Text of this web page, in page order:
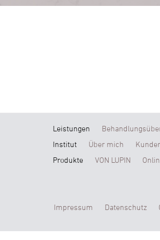
Leistungen
Institut
Über mich
Produkte
VON LUPIN
Impressum Datenschutz